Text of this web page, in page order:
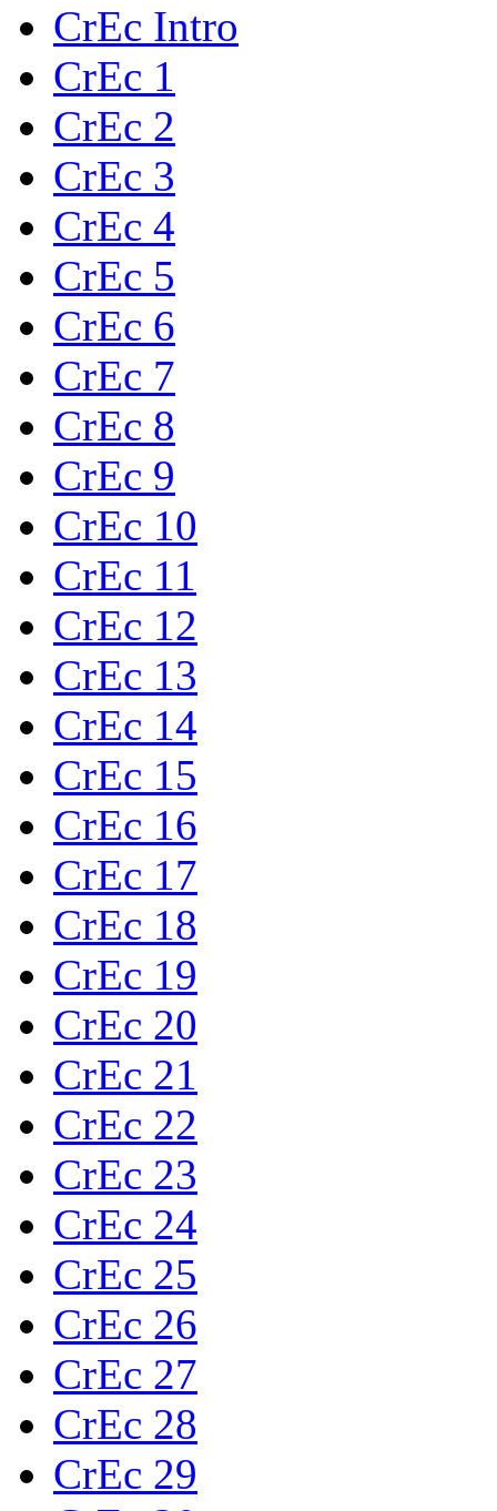
CrEc Intro
CrEc 1
CrEc 2
CrEc 3
CrEc 4
CrEc 5
CrEc 6
CrEc 7
CrEc 8
CrEc 9
CrEc 10
CrEc 11
CrEc 12
CrEc 13
CrEc 14
CrEc 15
CrEc 16
CrEc 17
CrEc 18
CrEc 19
CrEc 20
CrEc 21
CrEc 22
CrEc 23
CrEc 24
CrEc 25
CrEc 26
CrEc 27
CrEc 28
CrEc 29